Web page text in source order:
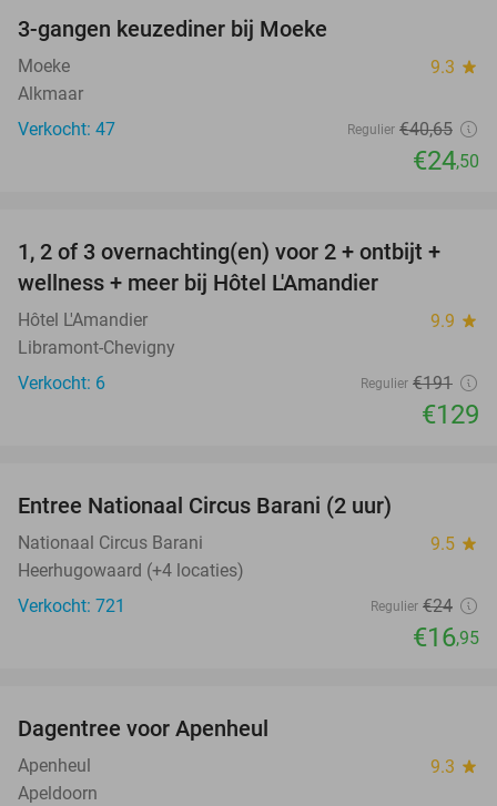
3-gangen keuzediner bij Moeke
Moeke 9.3 star
Alkmaar
Verkocht: 47
Regulier €40,65
€24,50
32%
TODAY
1, 2 of 3 overnachting(en) voor 2 + ontbijt +
wellness + meer bij Hôtel L'Amandier
Hôtel L'Amandier 9.9 star
Libramont-Chevigny
Verkocht: 6
Regulier €191
€129
Entree Nationaal Circus Barani (2 uur)
Nationaal Circus Barani 9.5 star
Heerhugowaard (+4 locaties)
Verkocht: 721
Regulier €24
€16,95
Dagentree voor Apenheul
Apenheul 9.3 star
Apeldoorn